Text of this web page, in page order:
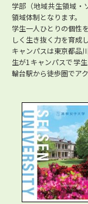
学部（地域共生領域・
領域体制となります。
学生一人ひとりの個性
しく生き抜く力を育成し
キャンパスは東京都品
生が1キャンパスで学
輪台駅から徒歩圏でア